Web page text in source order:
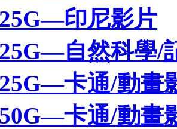
印尼影片
自然科學/
卡通/動畫
卡通/動畫